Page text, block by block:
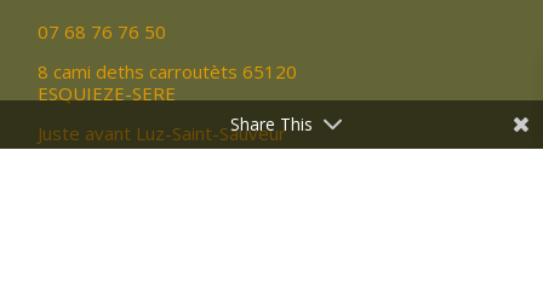
07 68 76 76 50
8 cami deths carroutèts 65120
ESQUIEZE-SERE
Juste avant Luz-Saint-Sauveur
Share This